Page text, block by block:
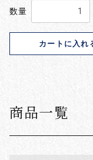
商品一覧
数量
カートに入れ